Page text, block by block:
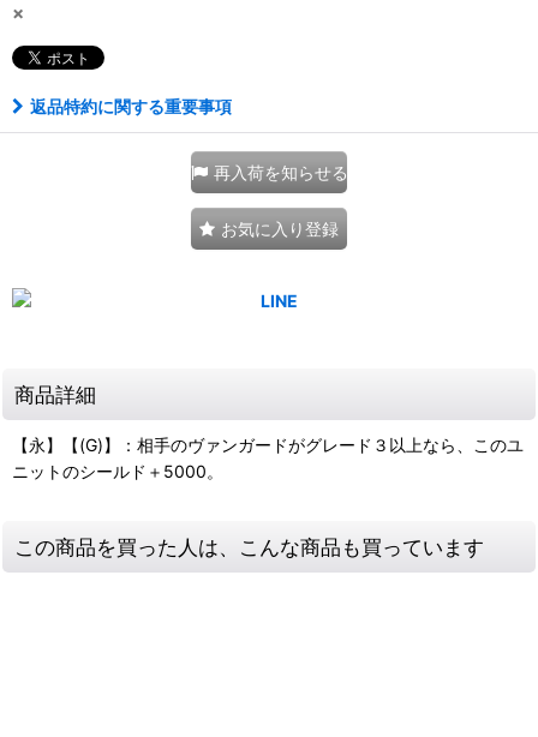
×
返品特約に関する重要事項
再入荷を知らせる
お気に入り登録
商品詳細
【永】【(G)】：相手のヴァンガードがグレード３以上なら、このユ
ニットのシールド＋5000。
この商品を買った人は、こんな商品も買っています